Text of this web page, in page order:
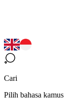
Cari
Pilih bahasa kamus